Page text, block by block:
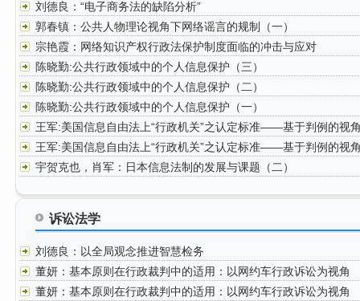
刘德良：“电子商务法的缺陷分析”
郭春镇：公共人物理论视角下网络谣言的规制（一）
宗艳霞：网络知识产权行政法保护制度面临的冲击与应对
陈晓勤:公共行政领域中的个人信息保护（三）
陈晓勤:公共行政领域中的个人信息保护（二）
陈晓勤:公共行政领域中的个人信息保护（一）
王军:美国信息自由法上“行政机关”之认定标准——基于判例的视
（二）
王军:美国信息自由法上“行政机关”之认定标准——基于判例的视
（一）
宇贺克也，肖军：日本信息法制的发展与课题（二）
诉讼法学
刘德良：以全局观念推进智慧检务
董妍：基本原则在行政裁判中的适用：以网约车行政诉讼为视角
（二）
董妍：基本原则在行政裁判中的适用：以网约车行政诉讼为视角